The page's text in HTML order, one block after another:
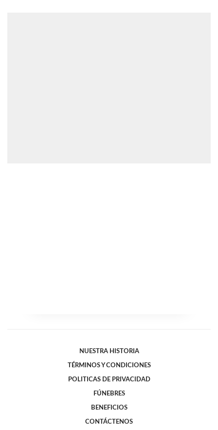
NUESTRA HISTORIA
TÉRMINOS Y CONDICIONES
POLITICAS DE PRIVACIDAD
FÚNEBRES
BENEFICIOS
CONTÁCTENOS